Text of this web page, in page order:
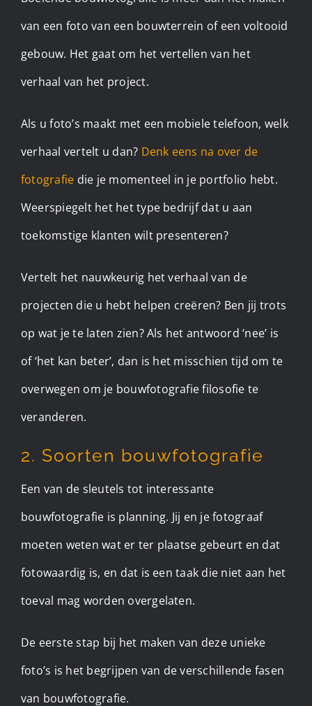
van een foto van een bouwterrein of een voltooid
gebouw. Het gaat om het vertellen van het
verhaal van het project.
Als u foto’s maakt met een mobiele telefoon, welk
verhaal vertelt u dan? Denk eens na over de
fotografie die je momenteel in je portfolio hebt.
Weerspiegelt het het type bedrijf dat u aan
toekomstige klanten wilt presenteren?
Vertelt het nauwkeurig het verhaal van de
projecten die u hebt helpen creëren? Ben jij trots
op wat je te laten zien? Als het antwoord ‘nee’ is
of ‘het kan beter’, dan is het misschien tijd om te
overwegen om je bouwfotografie filosofie te
veranderen.
2. Soorten bouwfotografie
Een van de sleutels tot interessante
bouwfotografie is planning. Jij en je fotograaf
moeten weten wat er ter plaatse gebeurt en dat
fotowaardig is, en dat is een taak die niet aan het
toeval mag worden overgelaten.
De eerste stap bij het maken van deze unieke
foto’s is het begrijpen van de verschillende fasen
van bouwfotografie.